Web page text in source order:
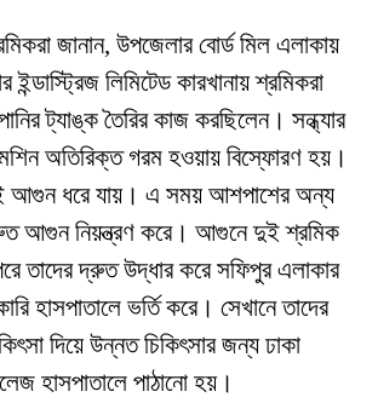
জানান, উপজেলার বোর্ড মিল এলাকায়
ইন্ডাস্ট্রিজ লিমিটেড কারখানায় শ্রমিকরা
ট্যাঙ্ক তৈরির কাজ করছিলেন। সন্ধ্যার
অতিরিক্ত গরম হওয়ায় বিস্ফোরণ হয়।
আগুন ধরে যায়। এ সময় আশপাশের অন্য
আগুন নিয়ন্ত্রণ করে। আগুনে দুই শ্রমিক
তাদের দ্রুত উদ্ধার করে সফিপুর এলাকার
হাসপাতালে ভর্তি করে। সেখানে তাদের
দিয়ে উন্নত চিকিৎসার জন্য ঢাকা
হাসপাতালে পাঠানো হয়।